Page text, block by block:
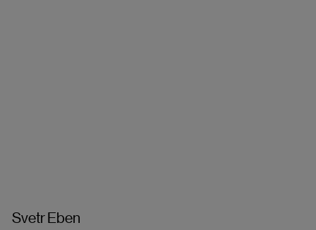
Svetr Eben